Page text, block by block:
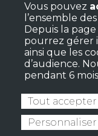
RETROUVEZ
Vous pouvez
l’ensemble
Depuis la page
pourrez gérer
ainsi que les
d’audience.
pendant 6
Tout accepter
Personnaliser